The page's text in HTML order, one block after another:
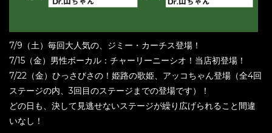
7/9（土）毎回大人気の、ジミー・カーチス登場！
7/15（金）男性ボーカル：チャーリーニーシオ！当店初登場！
7/22（金）ひっさびさの！姫路の歌姫、アッコちゃん登場（全4回
ステージの内、3回目のステージまでの登場です）！
どの日も、決して見逃せないステージが繰り広げられること間違
いなし！